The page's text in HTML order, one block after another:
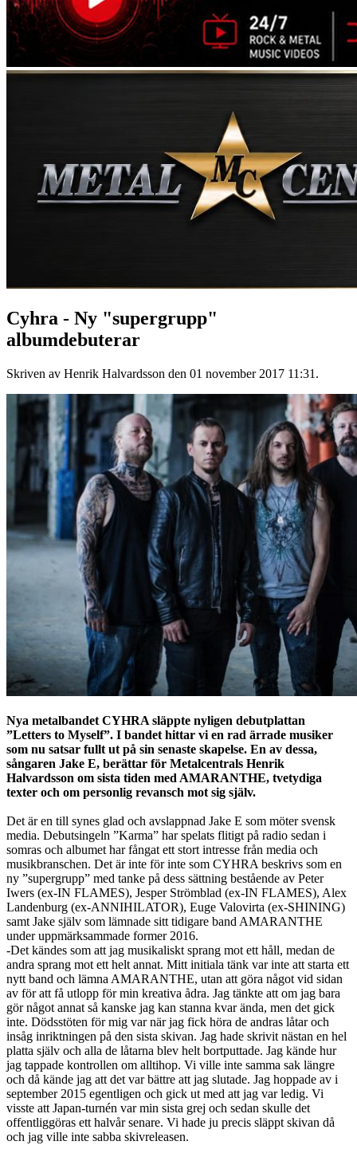
Cyhra - Ny "supergrupp"
albumdebuterar
Skriven av Henrik Halvardsson den 01 november 2017 11:31 .
Nya metalbandet CYHRA släppte nyligen debutplattan
”Letters to Myself”. I bandet hittar vi en rad ärrade musiker
som nu satsar fullt ut på sin senaste skapelse. En av dessa,
sångaren Jake E, berättar för Metalcentrals Henrik
Halvardsson om sista tiden med AMARANTHE, tvetydiga
texter och om personlig revansch mot sig själv.
Det är en till synes glad och avslappnad Jake E som möter svensk
media. Debutsingeln ”Karma” har spelats flitigt på radio sedan i
somras och albumet har fångat ett stort intresse från media och
musikbranschen. Det är inte för inte som CYHRA beskrivs som en
ny ”supergrupp” med tanke på dess sättning bestående av Peter
Iwers (ex-IN FLAMES), Jesper Strömblad (ex-IN FLAMES), Alex
Landenburg (ex-ANNIHILATOR), Euge Valovirta (ex-SHINING)
samt Jake själv som lämnade sitt tidigare band AMARANTHE
under uppmärksammade former 2016.
-Det kändes som att jag musikaliskt sprang mot ett håll, medan de
andra sprang mot ett helt annat. Mitt initiala tänk var inte att starta ett
nytt band och lämna AMARANTHE, utan att göra något vid sidan
av för att få utlopp för min kreativa ådra. Jag tänkte att om jag bara
gör något annat så kanske jag kan stanna kvar ända, men det gick
inte. Dödsstöten för mig var när jag fick höra de andras låtar och
insåg inriktningen på den sista skivan. Jag hade skrivit nästan en hel
platta själv och alla de låtarna blev helt bortputtade. Jag kände hur
jag tappade kontrollen om alltihop. Vi ville inte samma sak längre
och då kände jag att det var bättre att jag slutade. Jag hoppade av i
september 2015 egentligen och gick ut med att jag var ledig. Vi
visste att Japan-turnén var min sista grej och sedan skulle det
offentliggöras ett halvår senare. Vi hade ju precis släppt skivan då
och jag ville inte sabba skivreleasen.